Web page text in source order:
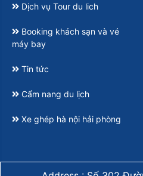
Dịch vụ Tour du lich
Booking khách sạn và vé
máy bay
Tin tức
Cẩm nang du lịch
Xe ghép hà nội hải phòng